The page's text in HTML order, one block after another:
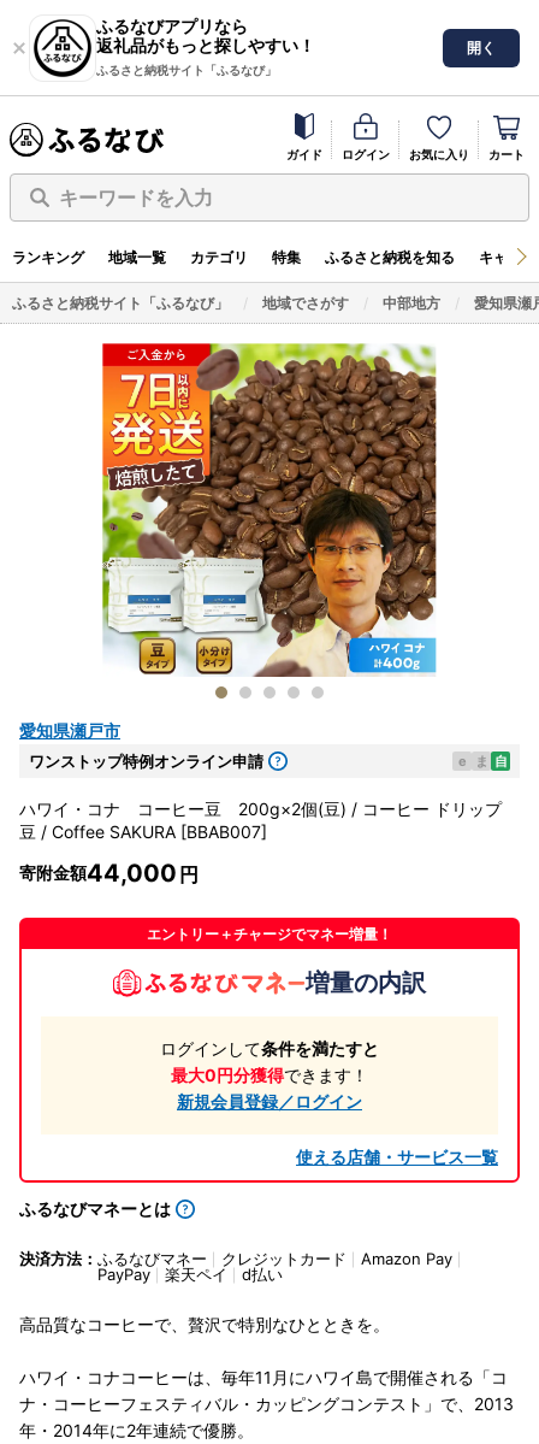
ふるなびアプリなら
返礼品がもっと探しやすい！
ふるさと納税サイト「ふるなび」
開く
ガイド ログイン お気に入り カート
キーワードを入力
ランキング 地域一覧 カテゴリ 特集 ふるさと納税を知る キャン
ふるさと納税サイト「ふるなび」 地域でさがす 中部地方 愛知県瀬
愛知県瀬戸市
ワンストップ特例オンライン申請 e ま 自
ハワイ・コナ コーヒー豆 200g×2個(豆) / コーヒー ドリップ
豆 / Coffee SAKURA [BBAB007]
寄附金額44,000
エントリー＋チャージでマネー増量！
増量の内訳
ログインして条件を満たすと
最大0円分獲得できます！
新規会員登録／ログイン
使える店舗・サービス一覧
ふるなびマネーとは
決済方法： ふるなびマネー クレジットカード
Amazon Pay
PayPay
楽天ペイ d払い
高品質なコーヒーで、贅沢で特別なひとときを。
ハワイ・コナコーヒーは、毎年11月にハワイ島で開催される「コ
ナ・コーヒーフェスティバル・カッピングコンテスト」で、2013
年・2014年に2年連続で優勝。